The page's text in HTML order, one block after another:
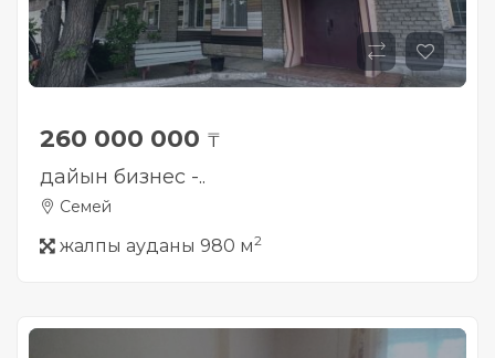
260 000 000 ₸
дайын бизнес -..
Семей
жалпы ауданы 980 м2